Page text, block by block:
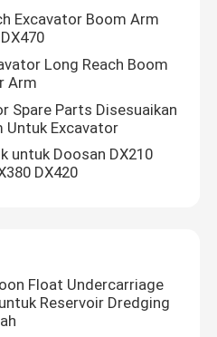
Excavator Boom Arm
Long Reach Boom
Arm
Spare Parts Disesuaikan
Untuk Excavator
untuk Doosan DX210
DX420
Float Undercarriage
Reservoir Dredging